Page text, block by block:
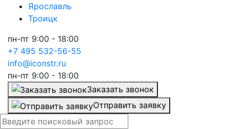
Ярославль
Троицк
пн-пт 9:00 - 18:00
+7 495 532-56-55
info@iconstr.ru
пн-пт 9:00 - 18:00
Заказать звонок
Отправить заявку